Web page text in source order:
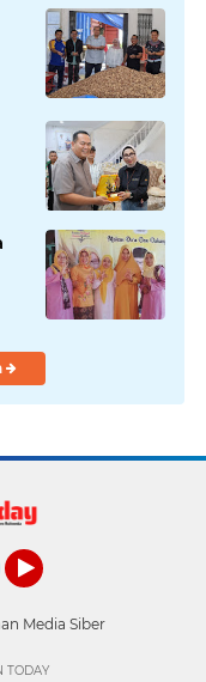
Media Siber
TODAY